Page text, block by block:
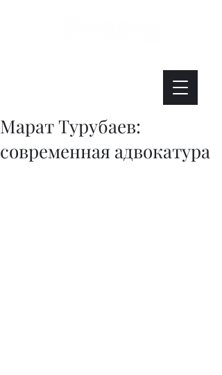
Марат Турубаев:
современная адвокатура